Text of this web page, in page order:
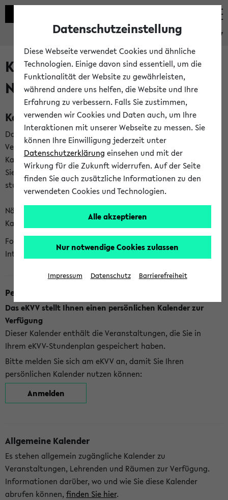
eKVV
Kalenderintegration und
Newsfeeds
Kalenderintegration
Das eKVV bietet Ihnen die Möglichkeit,
Veranstaltungstermine in eine Vielzahl von
Kalenderanwendungen einzubinden. Auf diese Weise können
Sie einen gemeinsamen Überblick über Ihre privaten und
studienbezogenen Termine erhalten.
Näheres zu Vorteilen und Funktionsweise der
Kalenderintegration können Sie auf unserer
Folgende Kalender bietet Ihnen das eKVV derzeit zur
Integration an:
Persönlicher Kalender
Das eKVV stellt Ihnen einen persönlichen Kalender zur
Verfügung
Dieser Kalender enthält die Veranstaltungen, die Sie in
Ihrem eKVV-Stundenplan gespeichert haben.
Bitte melden Sie sich am eKVV an, damit Sie Ihren
persönlichen Kalender nutzen können:
Anmelden
Allgemeine Kalender
Es stehen allgemein zugängliche Kalender zu
Veranstaltungen, Lehrenden und Räumen zur Verfügung.
Informationen darüber, wo und wie Sie diese Kalender
abrufen können, finden Sie hier.
Datenschutzeinstellung
Diese Webseite verwendet Cookies und ähnliche
Technologien. Einige davon sind essentiell, um die
Funktionalität der Website zu gewährleisten,
während andere uns helfen, die Website und Ihre
Erfahrung zu verbessern. Falls Sie zustimmen,
verwenden wir Cookies und Daten auch, um Ihre
Interaktionen mit unserer Webseite zu messen. Sie
können Ihre Einwilligung jederzeit unter
Datenschutzerklärung einsehen und mit der
Wirkung für die Zukunft widerrufen. Auf der Seite
finden Sie auch zusätzliche Informationen zu den
verwendeten Cookies und Technologien.
Alle akzeptieren
Nur notwendige Cookies zulassen
Impressum Datenschutz Barrierefreiheit